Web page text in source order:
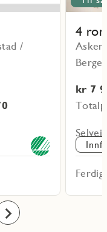
/
4
Asker
kr 7